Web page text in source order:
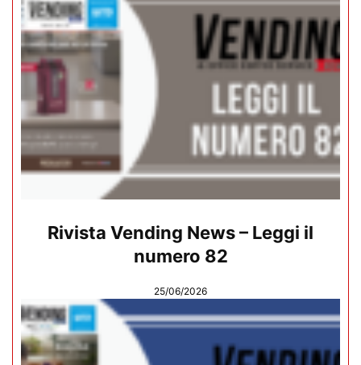
Rivista Vending News – Leggi il
numero 82
25/06/2026